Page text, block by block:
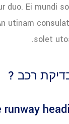
duo. Ei mundi
utinam
solet
רכב ?